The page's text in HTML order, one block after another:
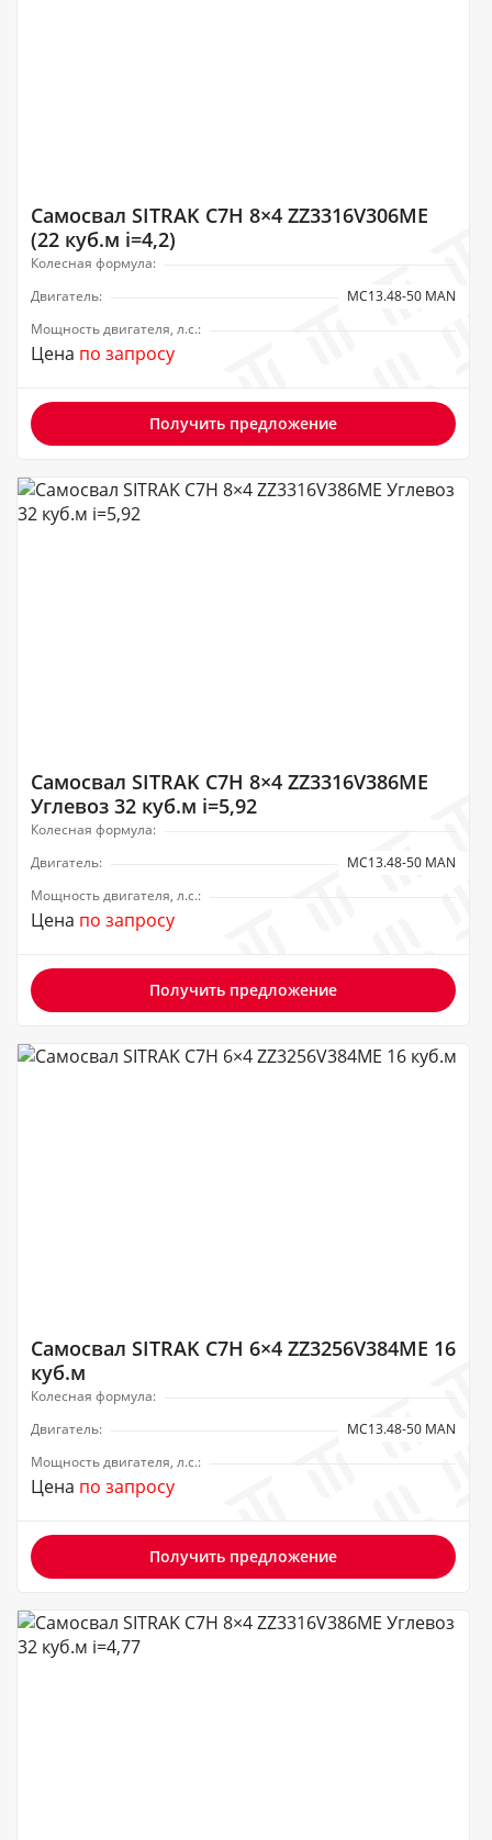
Самосвал SITRAK C7H 8×4 ZZ3316V306ME
(22 куб.м i=4,2)
Колесная формула:
Двигатель:
MC13.48-50 MAN
Мощность двигателя, л.с.:
Цена по запросу
Получить предложение
Самосвал SITRAK C7H 8×4 ZZ3316V386ME
Углевоз 32 куб.м i=5,92
Колесная формула:
Двигатель:
MC13.48-50 MAN
Мощность двигателя, л.с.:
Цена по запросу
Получить предложение
Самосвал SITRAK C7H 6×4 ZZ3256V384ME 16
куб.м
Колесная формула:
Двигатель:
MC13.48-50 MAN
Мощность двигателя, л.с.:
Цена по запросу
Получить предложение